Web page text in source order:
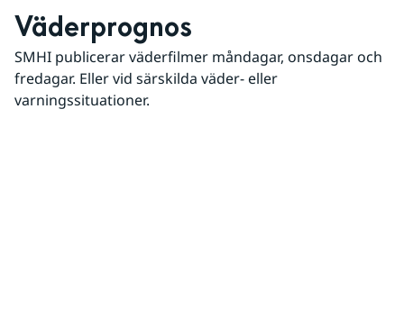
Väderprognos
SMHI publicerar väderfilmer måndagar, onsdagar och
fredagar. Eller vid särskilda väder- eller
varningssituationer.